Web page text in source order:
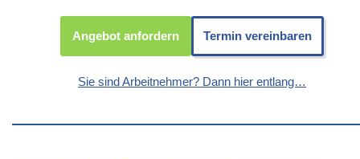
Angebot anfordern Termin vereinbaren
Sie sind Arbeitnehmer? Dann hier entlang…